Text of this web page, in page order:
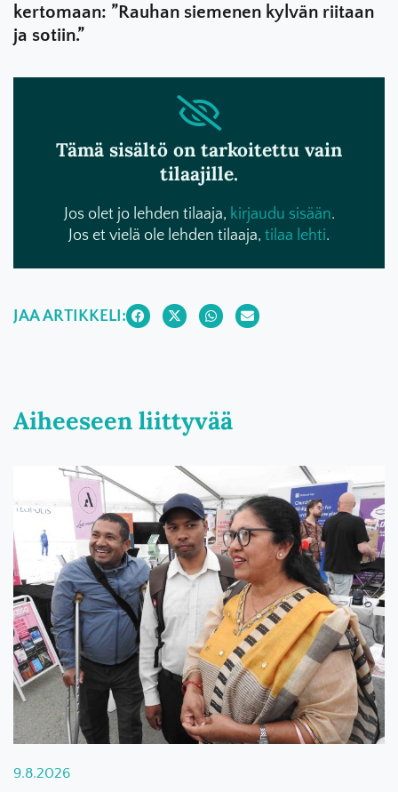
kertomaan: ”Rauhan siemenen kylvän riitaan
ja sotiin.”
Tämä sisältö on tarkoitettu vain
tilaajille.
Jos olet jo lehden tilaaja, kirjaudu sisään.
Jos et vielä ole lehden tilaaja, tilaa lehti.
JAA ARTIKKELI:
Aiheeseen liittyvää
9.8.2026